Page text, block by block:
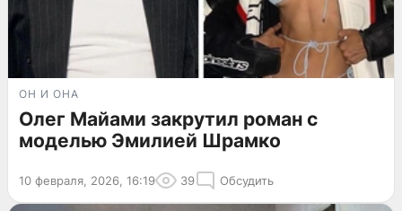
ОН И ОНА
Олег Майами закрутил роман с
моделью Эмилией Шрамко
10 февраля, 2026, 16:19 39 Обсудить